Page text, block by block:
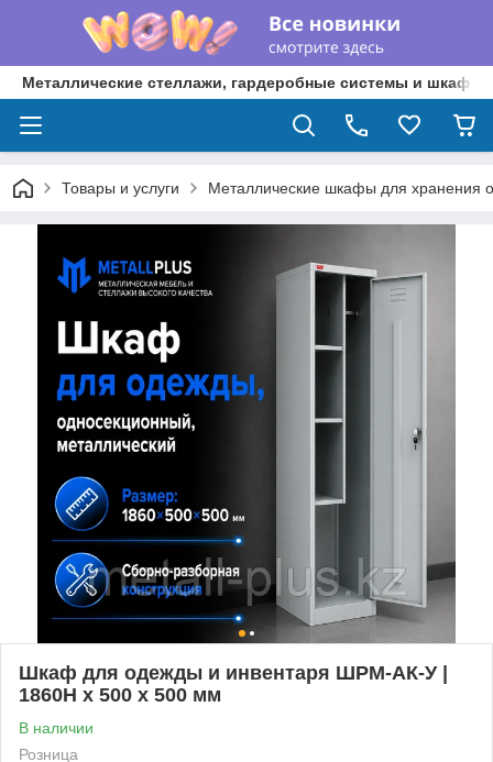
Металлические стеллажи, гардеробные системы и шкафы
Товары и услуги Металлические шкафы для хранения
Шкаф для одежды и инвентаря ШРМ-АК-У |
1860H х 500 х 500 мм
В наличии
Розница